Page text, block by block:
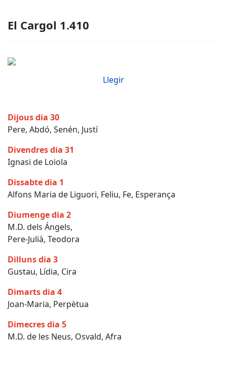
El Cargol 1.410
Llegir
Dijous dia 30
Pere, Abdó, Senén, Justí
Divendres dia 31
Ignasi de Loiola
Dissabte dia 1
Alfons Maria de Liguori, Feliu, Fe, Esperança
Diumenge dia 2
M.D. dels Ángels,
Pere-Julià, Teodora
Dilluns dia 3
Gustau, Lídia, Cira
Dimarts dia 4
Joan-Maria, Perpètua
Dimecres dia 5
M.D. de les Neus, Osvald, Afra